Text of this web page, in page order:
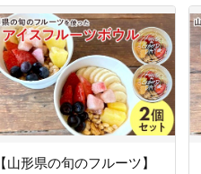
【山形県の旬のフルーツ】